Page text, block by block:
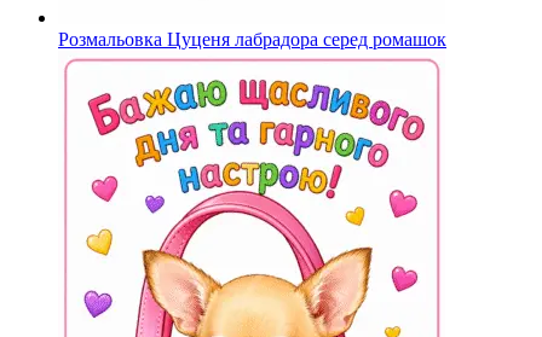
Розмальовка Цуценя лабрадора серед ромашок